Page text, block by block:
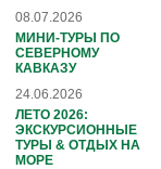
08.07.2026
МИНИ-ТУРЫ ПО
СЕВЕРНОМУ
КАВКАЗУ
24.06.2026
ЛЕТО 2026:
ЭКСКУРСИОННЫЕ
ТУРЫ & ОТДЫХ НА
МОРЕ